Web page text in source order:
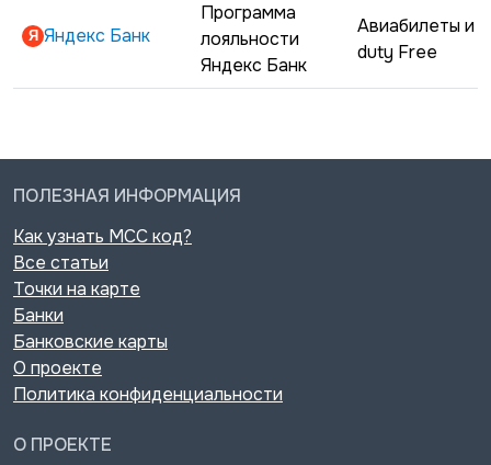
Яндекс Банк
Программа
лояльности
Яндекс Банк
Авиабилеты и
duty Free
ПОЛЕЗНАЯ ИНФОРМАЦИЯ
Как узнать MCC код?
Все статьи
Точки на карте
Банки
Банковские карты
О проекте
Политика конфиденциальности
О ПРОЕКТЕ